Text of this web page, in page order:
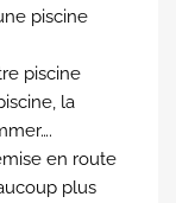
piscine
piscine
la
en route
plus